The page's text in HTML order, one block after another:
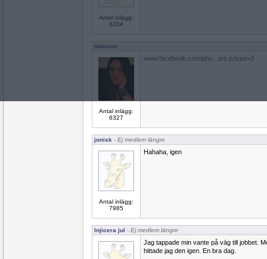
Antal inlägg:
6334
numsan
Antal inlägg:
6327
www.facebook.com/pho...am p;type=3
jonisk - Ej medlem längre
Antal inlägg:
7985
Hahaha, igen
Injicera jul - Ej medlem längre
Jag tappade min vante på väg till jobbet.
hittade jag den igen. En bra dag.